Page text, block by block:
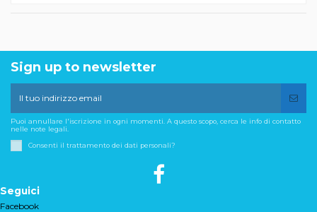
Sign up to newsletter
Puoi annullare l'iscrizione in ogni momenti. A questo scopo, cerca le info di contatto
nelle note legali.
Consenti il trattamento dei dati personali?
Seguici
Facebook